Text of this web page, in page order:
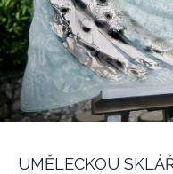
UMĚLECKOU